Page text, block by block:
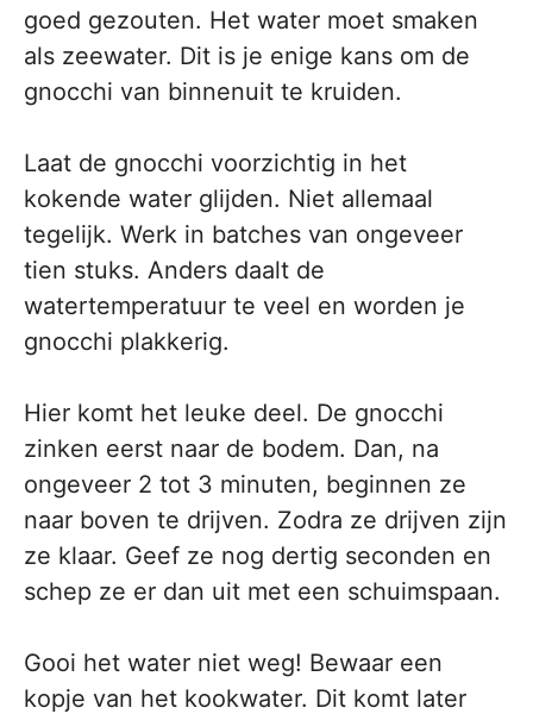
goed gezouten. Het water moet smaken
als zeewater. Dit is je enige kans om de
gnocchi van binnenuit te kruiden.
Laat de gnocchi voorzichtig in het
kokende water glijden. Niet allemaal
tegelijk. Werk in batches van ongeveer
tien stuks. Anders daalt de
watertemperatuur te veel en worden je
gnocchi plakkerig.
Hier komt het leuke deel. De gnocchi
zinken eerst naar de bodem. Dan, na
ongeveer 2 tot 3 minuten, beginnen ze
naar boven te drijven. Zodra ze drijven zijn
ze klaar. Geef ze nog dertig seconden en
schep ze er dan uit met een schuimspaan.
Gooi het water niet weg! Bewaar een
kopje van het kookwater. Dit komt later